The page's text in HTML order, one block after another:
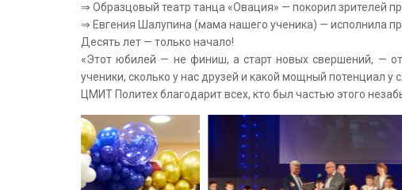
⇒ Образцовый театр танца «Овация» — покорил зрителей
⇒ Евгения Шалупина (мама нашего ученика) — исполнила
Десять лет — только начало!
«Этот юбилей — не финиш, а старт новых свершений, —
ученики, сколько у нас друзей и какой мощный потенциал
ЦМИТ Политех благодарит всех, кто был частью этого